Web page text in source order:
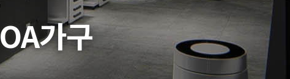
인테리어가구
파티션
사무실칸막이3D
주거(아파트) 인테리
내장(수장)공사,3D
OA가구